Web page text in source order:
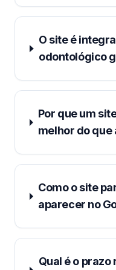
O site é
odontológico
Por que um
melhor do que
Como o site
aparecer no
Qual é o